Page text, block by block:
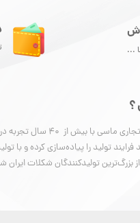
...
؟
صنایع غذایی شهد شاهنگ با برند تجاری
بزرگ‌ترین تولیدکنندگان شکلات ایران